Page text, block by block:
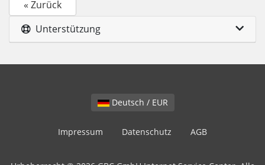
« Zurück
Unterstützung
Deutsch / EUR
Impressum Datenschutz AGB